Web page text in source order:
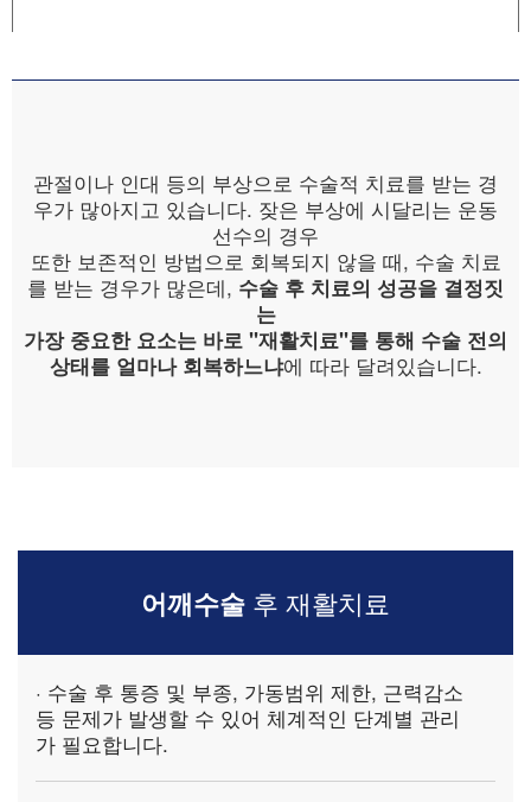
관절이나 인대 등의 부상으로 수술적 치료를 받는 경
우가 많아지고 있습니다. 잦은 부상에 시달리는 운동
선수의 경우
또한 보존적인 방법으로 회복되지 않을 때, 수술 치료
를 받는 경우가 많은데, 수술 후 치료의 성공을 결정짓
는
가장 중요한 요소는 바로 "재활치료"를 통해 수술 전의
상태를 얼마나 회복하느냐에 따라 달려있습니다.
어깨수술 후 재활치료
· 수술 후 통증 및 부종, 가동범위 제한, 근력감소
등 문제가 발생할 수 있어 체계적인 단계별 관리
가 필요합니다.